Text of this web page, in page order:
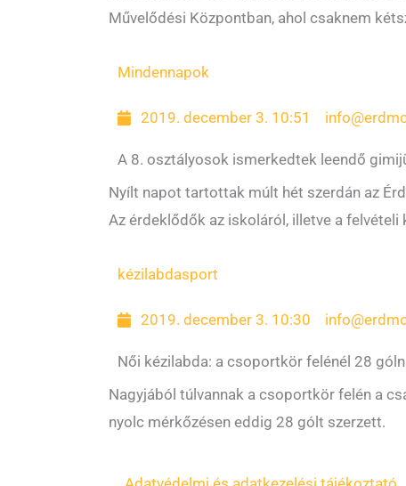
Művelődési Központban, ahol csaknem
Mindennapok
2019. december 3. 10:51
A 8. osztályosok ismerkedtek leendő
Nyílt napot tartottak múlt hét szerdán az
Az érdeklődők az iskoláról, illetve a
kézilabdasport
2019. december 3. 10:30
Női kézilabda: a csoportkör felénél 28
Nagyjából túlvannak a csoportkör felén a
nyolc mérkőzésen eddig 28 gólt szerzett.